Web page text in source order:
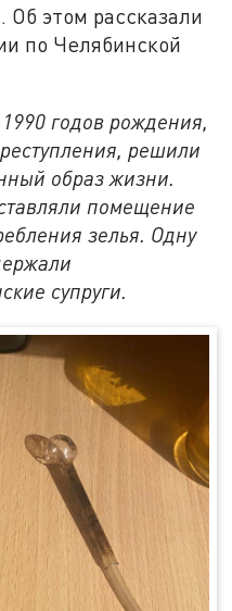
Об этом рассказали
по Челябинской
годов рождения,
решили
образ жизни.
помещение
зелья. Одну
супруги.